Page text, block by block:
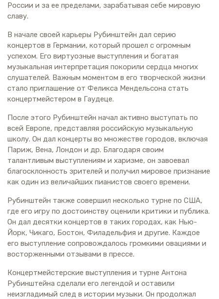
России и за ее пределами, зарабатывая себе мировую
славу.
В начале своей карьеры Рубинштейн дал серию
концертов в Германии, который прошел с огромным
успехом. Его виртуозные выступления и богатая
музыкальная интерпретация покорили сердца многих
слушателей. Важным моментом в его творческой жизни
стало приглашение от Феликса Мендельсона стать
концертмейстером в Гаудеце.
После этого Рубинштейн начал активно выступать по
всей Европе, представляя российскую музыкальную
школу. Он дал концерты во множестве городов, включая
Париж, Вена, Лондон и др. Благодаря своим
талантливым выступлениям и харизме, он завоевал
благосклонность зрителей и получил мировое признание
как один из величайших пианистов своего времени.
Рубинштейн также совершил несколько турне по США,
где его игру по достоинству оценили критики и публика.
Он дал десятки концертов в таких городах, как Нью-
Йорк, Чикаго, Бостон, Филадельфия и другие. Каждое
его выступление сопровождалось громкими овациями и
восторженными отзывами в прессе.
Концертмейстерские выступления и турне Антона
Рубинштейна сделали его легендой и оставили
неизгладимый след в истории музыки. Он продолжал